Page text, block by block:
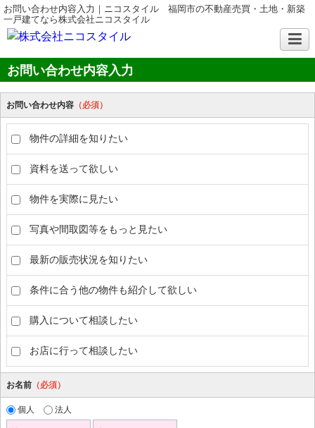
お問い合わせ内容入力｜ニコスタイル 福岡市の不動産売買・土地・新築
一戸建てなら株式会社ニコスタイル
お問い合わせ内容入力
お問い合わせ内容 （必須）
物件の詳細を知りたい
資料を送って欲しい
物件を実際に見たい
写真や間取図等をもっと見たい
最新の販売状況を知りたい
条件に合う他の物件も紹介して欲しい
購入について相談したい
お店に行って相談したい
お名前 （必須）
個人 法人